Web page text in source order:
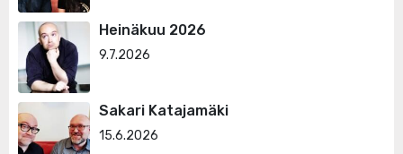
Heinäkuu 2026
9.7.2026
Sakari Katajamäki
15.6.2026